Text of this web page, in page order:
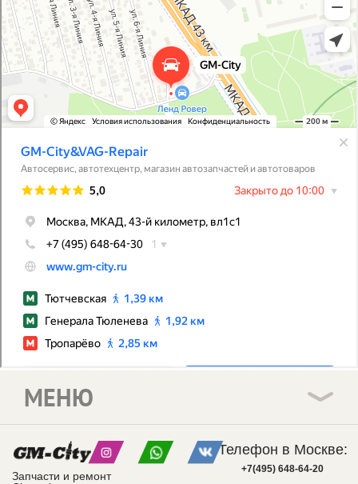
Запчасти и ремонт
МЕНЮ
Телефон в Москве:
+7(495) 648-64-20